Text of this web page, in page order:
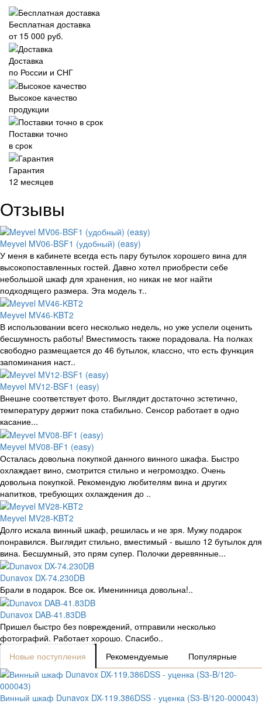
Бесплатная доставка
от 15 000 руб.
Доставка
по России и СНГ
Высокое качество
продукции
Поставки точно
в срок
Гарантия
12 месяцев
Отзывы
Meyvel MV06-BSF1 (удобный) (easy)
У меня в кабинете всегда есть пару бутылок хорошего вина для
высокопоставленных гостей. Давно хотел приобрести себе
небольшой шкаф для хранения, но никак не мог найти
подходящего размера. Эта модель т..
Meyvel MV46-KBT2
В использовании всего несколько недель, но уже успели оценить
бесшумность работы! Вместимость также порадовала. На полках
свободно размещается до 46 бутылок, классно, что есть функция
запоминания наст..
Meyvel MV12-BSF1 (easy)
Внешне соответствует фото. Выглядит достаточно эстетично,
температуру держит пока стабильно. Сенсор работает в одно
касание...
Meyvel MV08-BF1 (easy)
Осталась довольна покупкой данного винного шкафа. Быстро
охлаждает вино, смотрится стильно и негромоздко. Очень
довольна покупкой. Рекомендую любителям вина и других
напитков, требующих охлаждения до ..
Meyvel MV28-KBT2
Долго искала винный шкаф, решилась и не зря. Мужу подарок
понравился. Выглядит стильно, вместимый - вышло 12 бутылок для
вина. Бесшумный, это прям супер. Полочки деревянные...
Dunavox DX-74.230DB
Брали в подарок. Все ок. Именинница довольна!..
Dunavox DAB-41.83DB
Пришел быстро без повреждений, отправили несколько
фотографий. Работает хорошо. Спасибо..
Новые поступления
Рекомендуемые Популярные
Винный шкаф Dunavox DX-119.386DSS - уценка (S3-B/120-000043)